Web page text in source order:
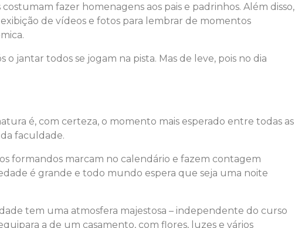
costumam fazer homenagens aos pais e padrinhos. Além disso,
de vídeos e fotos para lembrar de momentos
o jantar todos se jogam na pista. Mas de leve, pois no dia
é, com certeza, o momento mais esperado entre todas as
faculdade.
formandos marcam no calendário e fazem contagem
é grande e todo mundo espera que seja uma noite
tem uma atmosfera majestosa – independente do curso
a de um casamento, com flores, luzes e vários